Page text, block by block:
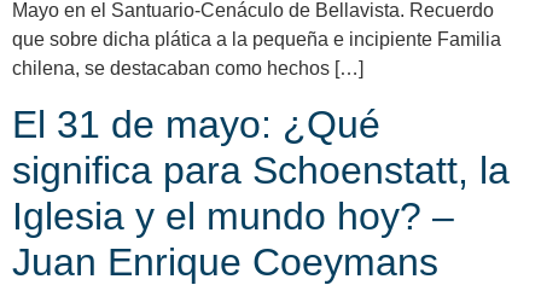
Mayo en el Santuario-Cenáculo de Bellavista. Recuerdo
que sobre dicha plática a la pequeña e incipiente Familia
chilena, se destacaban como hechos […]
El 31 de mayo: ¿Qué
significa para Schoenstatt, la
Iglesia y el mundo hoy? –
Juan Enrique Coeymans